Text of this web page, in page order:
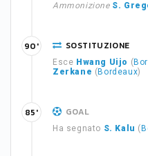
Ammonizione S.
SOSTITUZIONE
Esce Hwang Uijo (
Zerkane ( Bordeaux)
90'
GOAL
Ha segnato S. Kalu (
85'